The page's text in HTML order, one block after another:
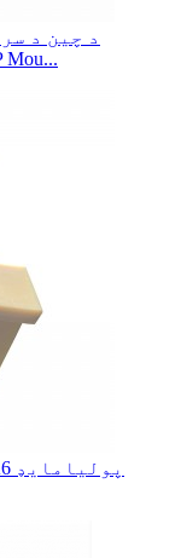
د چین د
Mou...